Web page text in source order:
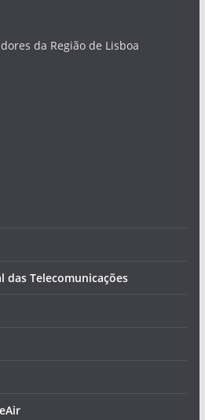
da Região de Lisboa
das Telecomunicações